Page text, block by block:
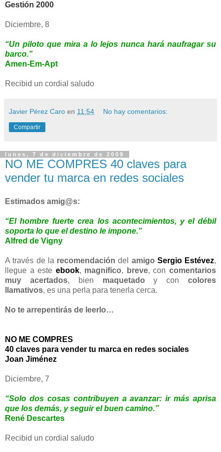
Gestión 2000
Diciembre, 8
“Un piloto que mira a lo lejos nunca hará naufragar su
barco.”
Amen-Em-Apt
Recibid un cordial saludo
Javier Pérez Caro en 11:54 No hay comentarios:
Compartir
lunes, 7 de diciembre de 2009
NO ME COMPRES 40 claves para
vender tu marca en redes sociales
Estimados amig@s:
“El hombre fuerte crea los acontecimientos, y el débil
soporta lo que el destino le impone.”
Alfred de Vigny
A través de la recomendación del amigo Sergio Estévez,
llegue a este ebook, magnifico, breve, concomentarios
muy acertados, bien maquetado y concolores
llamativos, es una perla para tenerla cerca.
No te arrepentirás de leerlo…
NO ME COMPRES
40 claves para vender tu marca en redes sociales
Joan Jiménez
Diciembre, 7
“Solo dos cosas contribuyen a avanzar: ir más aprisa
que los demás, y seguir el buen camino.”
René Descartes
Recibid un cordial saludo